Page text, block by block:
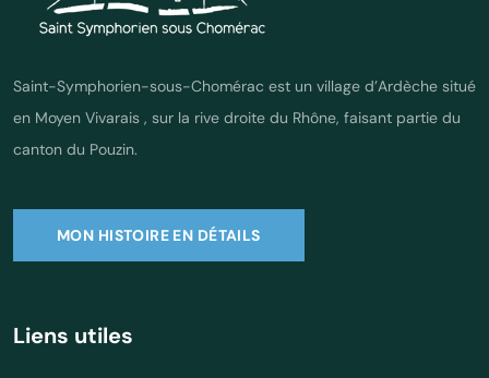
Saint-Symphorien-sous-Chomérac est un village d’Ardèche situé
en Moyen Vivarais , sur la rive droite du Rhône, faisant partie du
canton du Pouzin.
MON HISTOIRE EN DÉTAILS
Liens utiles